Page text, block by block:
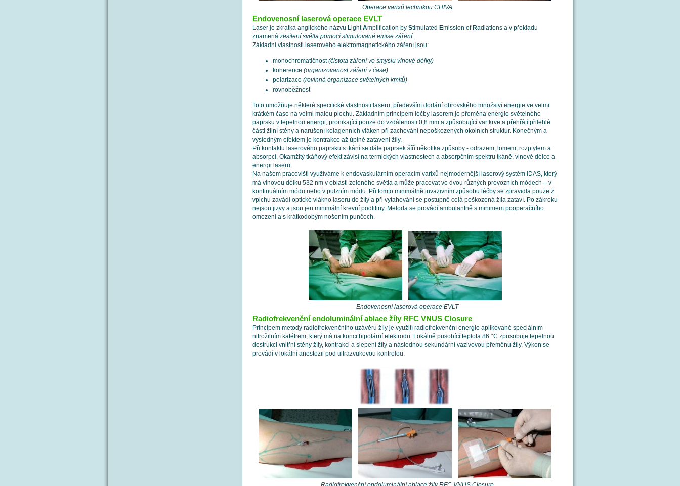
Operace varixů technikou CHIVA
Endovenosní laserová operace EVLT
Laser je zkratka anglického názvu LightAmplification by Stimulated Emission of Radiations a v překladu
znamená zesílení světla pomocí stimulované emise záření.
Základní vlastnosti laserového elektromagnetického záření jsou:
monochromatičnost(čistota záření ve smyslu vlnové délky)
koherence (organizovanost záření v čase)
polarizace (rovinná organizace světelných kmitů)
rovnoběžnost
Toto umožňuje některé specifické vlastnosti laseru, především dodání obrovského množství energie ve velmi
krátkém čase na velmi malou plochu. Základním principem léčby laserem je přeměna energie světelného
paprsku v tepelnou energii, pronikající pouze do vzdálenosti 0,8 mm a způsobující var krve a přehřátí přilehlé
části žilní stěny a narušení kolagenních vláken při zachování nepoškozených okolních struktur. Konečným a
výsledným efektem je kontrakce až úplné zatavení žíly.
Při kontaktu laserového paprsku s tkání se dále paprsek šíří několika způsoby - odrazem, lomem, rozptylem a
absorpcí. Okamžitý tkáňový efekt závisí na termických vlastnostech a absorpčním spektru tkáně, vlnové délce a
energii laseru.
Na našem pracovišti využíváme k endovaskulárním operacím varixů nejmodernější laserový systém IDAS, který
má vlnovou délku 532 nm v oblasti zeleného světla a může pracovat ve dvou různých provozních módech – v
kontinuálním módu nebo v pulzním módu. Při tomto minimálně invazivním způsobu léčby se zpravidla pouze z
vpichu zavádí optické vlákno laseru do žíly a při vytahování se postupně celá poškozená žíla zataví. Po zákroku
nejsou jizvy a jsou jen minimální krevní podlitiny. Metoda se provádí ambulantně s minimem pooperačního
omezení a s krátkodobým nošením punčoch.
Endovenosní laserová operace EVLT
Radiofrekvenční endoluminální ablace žíly RFC VNUS Closure
Principem metody radiofrekvenčního uzávěru žíly je využití radiofrekvenční energie aplikované speciálním
nitrožilním katétrem, který má na konci bipolární elektrodu. Lokálně působící teplota 86 °C způsobuje tepelnou
destrukci vnitřní stěny žíly, kontrakci a slepení žíly a následnou sekundární vazivovou přeměnu žíly. Výkon se
provádí v lokální anestezii pod ultrazvukovou kontrolou.